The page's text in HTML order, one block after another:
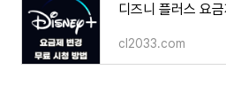
cl2033.com